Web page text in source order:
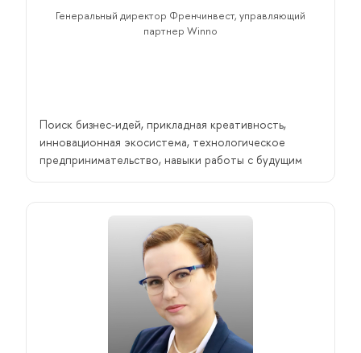
Генеральный директор Френчинвест, управляющий
партнер Winno
Поиск бизнес-идей, прикладная креативность,
инновационная экосистема, технологическое
предпринимательство, навыки работы с будущим